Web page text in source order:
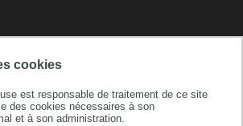
cookies
est responsable de traitement de ce site
des cookies nécessaires à son
et à son administration.